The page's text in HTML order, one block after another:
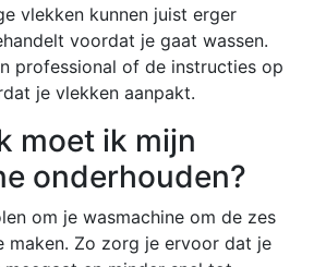
vlekken kunnen juist erger
voordat je gaat wassen.
professional of de instructies op
je vlekken aanpakt.
moet ik mijn
onderhouden?
om je wasmachine om de zes
maken. Zo zorg je ervoor dat je